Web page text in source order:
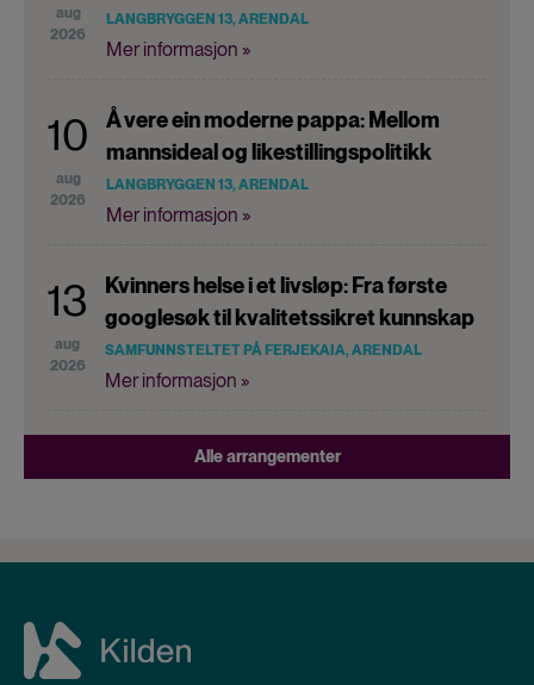
aug
2026
LANGBRYGGEN 13, ARENDAL
Mer informasjon »
10
aug
2026
Å vere ein moderne pappa: Mellom
mannsideal og likestillingspolitikk
LANGBRYGGEN 13, ARENDAL
Mer informasjon »
13
aug
2026
Kvinners helse i et livsløp: Fra første
googlesøk til kvalitetssikret kunnskap
SAMFUNNSTELTET PÅ FERJEKAIA, ARENDAL
Mer informasjon »
Alle arrangementer